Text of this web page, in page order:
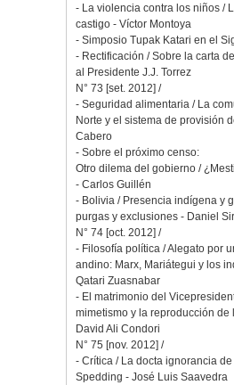
- La violencia contra los niños /
castigo - Víctor Montoya
- Simposio Tupak Katari en el
- Rectificación / Sobre la carta
al Presidente J.J. Torrez
N° 73 [set. 2012] /
- Seguridad alimentaria / La
Norte y el sistema de provisión
Cabero
- Sobre el próximo censo:
Otro dilema del gobierno /
- Carlos Guillén
- Bolivia / Presencia indígena y
purgas y exclusiones - Daniel
N° 74 [oct. 2012] /
- Filosofía política / Alegato por
andino: Marx, Mariátegui y los
Qatari Zuasnabar
- El matrimonio del
mimetismo y la reproducción de
David Ali Condori
N° 75 [nov. 2012] /
- Crítica / La docta ignorancia
Spedding - José Luis Saavedra